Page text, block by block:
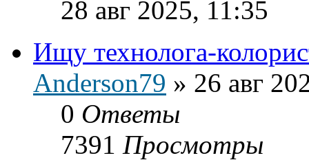
28 авг 2025, 11:35
Ищу технолога-
Anderson79 » 26 авг
0 Ответы
7391 Просмотры